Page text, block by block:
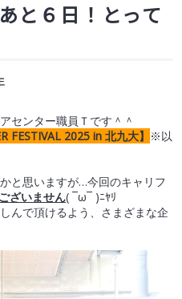
方へ
方へ
と６日！とって
センター職員Ｔです＾＾
FESTIVAL 2025 in 北九大】 ※以
と思いますが…今回のキャリフ
ざいません( ¯ω¯ )ﾆﾔﾘ
んで頂けるよう、さまざまな企